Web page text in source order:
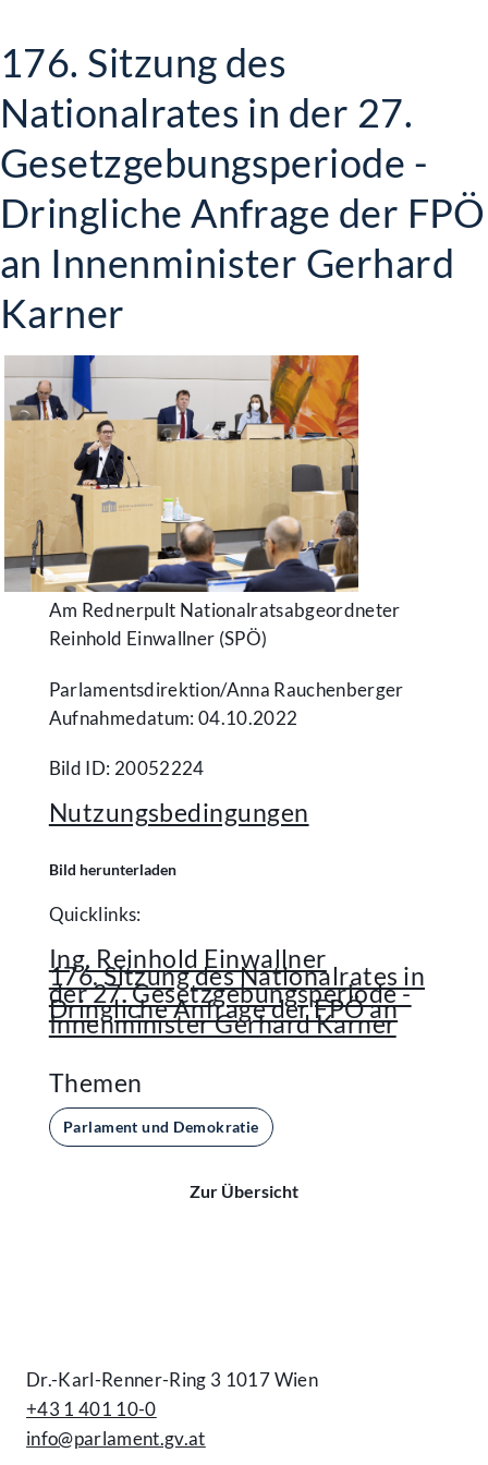
176. Sitzung des
Nationalrates in der 27.
Gesetzgebungsperiode -
Dringliche Anfrage der FPÖ
an Innenminister Gerhard
Karner
Am Rednerpult Nationalratsabgeordneter
Reinhold Einwallner (SPÖ)
Parlamentsdirektion/​Anna Rauchenberger
Aufnahmedatum: 04.10.2022
Bild ID: 20052224
Nutzungsbedingungen
Bild herunterladen
Quicklinks:
Ing. Reinhold Einwallner
176. Sitzung des Nationalrates in
der 27. Gesetzgebungsperiode -
Dringliche Anfrage der FPÖ an
Innenminister Gerhard Karner
Themen
Parlament und Demokratie
Zur Übersicht
Dr.-Karl-Renner-Ring 3 1017 Wien
+43 1 401 10-0
info@parlament.gv.at